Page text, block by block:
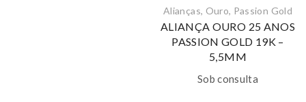
Alianças, Ouro, Passion Gold
ALIANÇA OURO 25 ANOS
PASSION GOLD 19K –
5,5MM
Sob consulta